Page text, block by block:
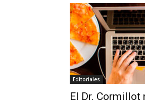
Editoriales
El Dr. Cormillot